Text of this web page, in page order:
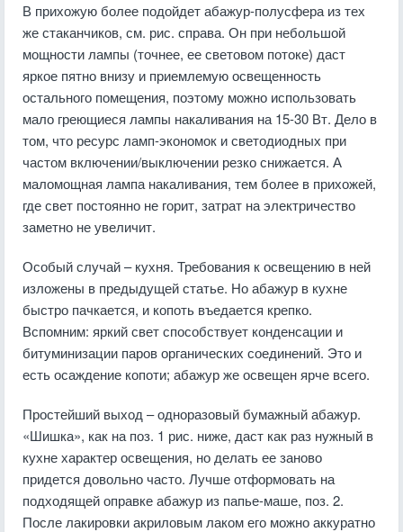
В прихожую более подойдет абажур-полусфера из тех
же стаканчиков, см. рис. справа. Он при небольшой
мощности лампы (точнее, ее световом потоке) даст
яркое пятно внизу и приемлемую освещенность
остального помещения, поэтому можно использовать
мало греющиеся лампы накаливания на 15-30 Вт. Дело в
том, что ресурс ламп-экономок и светодиодных при
частом включении/выключении резко снижается. А
маломощная лампа накаливания, тем более в прихожей,
где свет постоянно не горит, затрат на электричество
заметно не увеличит.
Особый случай – кухня. Требования к освещению в ней
изложены в предыдущей статье. Но абажур в кухне
быстро пачкается, и копоть въедается крепко.
Вспомним: яркий свет способствует конденсации и
битуминизации паров органических соединений. Это и
есть осаждение копоти; абажур же освещен ярче всего.
Простейший выход – одноразовый бумажный абажур.
«Шишка», как на поз. 1 рис. ниже, даст как раз нужный в
кухне характер освещения, но делать ее заново
придется довольно часто. Лучше отформовать на
подходящей оправке абажур из папье-маше, поз. 2.
После лакировки акриловым лаком его можно аккуратно